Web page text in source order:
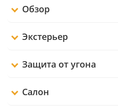
Обзор
Экстерьер
Защита от угона
Салон